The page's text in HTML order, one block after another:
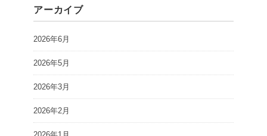
アーカイブ
2026年6月
2026年5月
2026年3月
2026年2月